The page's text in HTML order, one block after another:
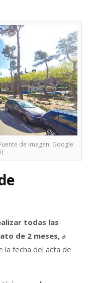
de imagen: Google
todas las
de 2 meses, a
la fecha del acta de